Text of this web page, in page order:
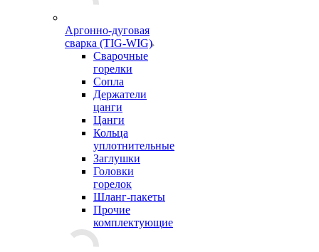
Аргонно-дуговая
сварка (TIG-WIG)
Сварочные
горелки
Сопла
Держатели
цанги
Цанги
Кольца
уплотнительные
Заглушки
Головки
горелок
Шланг-пакеты
Прочие
комплектующие